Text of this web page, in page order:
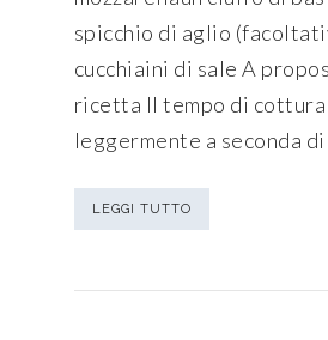
spicchio di aglio
cucchiaini di sale A
ricetta Il tempo di
leggermente a seconda
LEGGI TUTTO